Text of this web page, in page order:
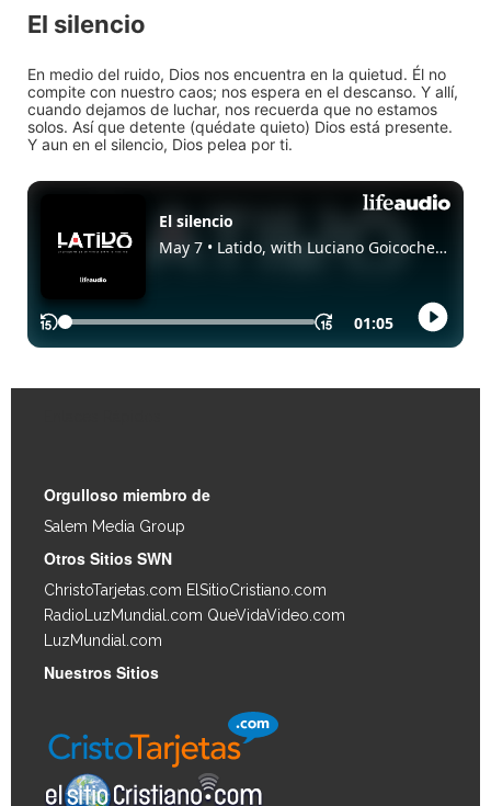
El silencio
En medio del ruido, Dios nos encuentra en la quietud. Él no
compite con nuestro caos; nos espera en el descanso. Y allí,
cuando dejamos de luchar, nos recuerda que no estamos
solos. Así que detente (quédate quieto) Dios está presente.
Y aun en el silencio, Dios pelea por ti.
Orgulloso miembro de
Salem Media Group
Otros Sitios SWN
ChristoTarjetas.com ElSitioCristiano.com
RadioLuzMundial.com QueVidaVideo.com
LuzMundial.com
Nuestros Sitios